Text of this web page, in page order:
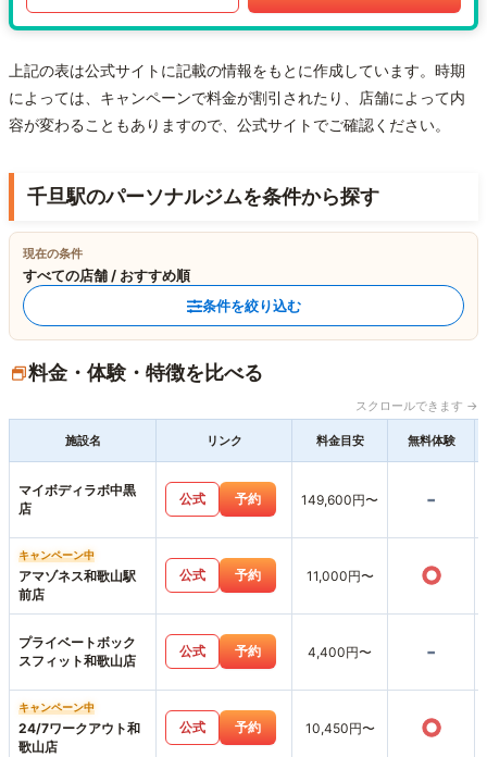
上記の表は公式サイトに記載の情報をもとに作成しています。時期
によっては、キャンペーンで料金が割引されたり、店舗によって内
容が変わることもありますので、公式サイトでご確認ください。
千旦駅のパーソナルジムを条件から探す
現在の条件
すべての店舗 / おすすめ順
条件を絞り込む
料金・体験・特徴を比べる
スクロールできます →
施設名 リンク 料金目安 無料体験
マイボディラボ中黒
店
公式 予約 149,600円〜 -
キャンペーン中
アマゾネス和歌山駅
前店
公式 予約 11,000円〜 ○
プライベートボック
スフィット和歌山店
公式 予約 4,400円〜 -
キャンペーン中
24/7ワークアウト和
歌山店
公式 予約 10,450円〜 ○